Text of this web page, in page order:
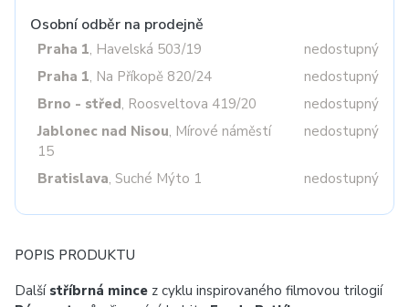
Osobní odběr na prodejně
Praha 1, Havelská 503/19
nedostupný
Praha 1, Na Příkopě 820/24
nedostupný
Brno - střed, Roosveltova 419/20
nedostupný
Jablonec nad Nisou, Mírové náměstí
15
nedostupný
Bratislava, Suché Mýto 1 nedostupný
POPIS PRODUKTU
Dalšístříbrná mince z cyklu inspirovaného filmovou trilogií